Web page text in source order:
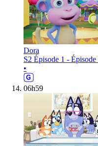
Dora
S2 Épisode 1 - Épisode
•
06h59